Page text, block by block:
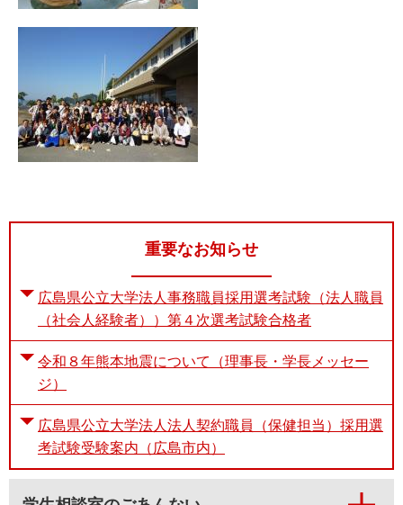
重要なお知らせ
広島県公立大学法人事務職員採用選考試験（法人職員
（社会人経験者））第４次選考試験合格者
令和８年熊本地震について（理事長・学長メッセー
ジ）
広島県公立大学法人法人契約職員（保健担当）採用選
考試験受験案内（広島市内）